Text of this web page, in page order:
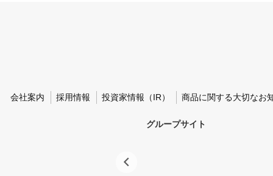
会社案内 採用情報 投資家情報（IR） 商品に関する大切なお
グループサイト